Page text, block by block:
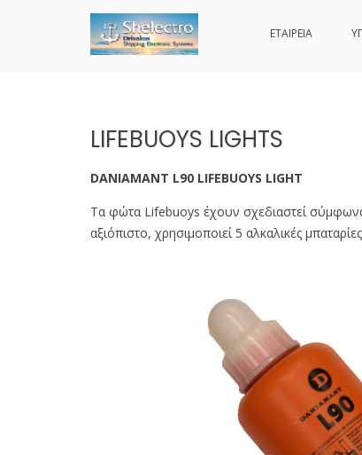
ΕΤΑΙΡΕΙΑ
LIFEBUOYS LIGHTS
DANIAMANT L90 LIFEBUOYS LIGHT
Τα φώτα Lifebuoys έχουν σχεδιαστεί σύμφωνα
αξιόπιστο, χρησιμοποιεί 5 αλκαλικές